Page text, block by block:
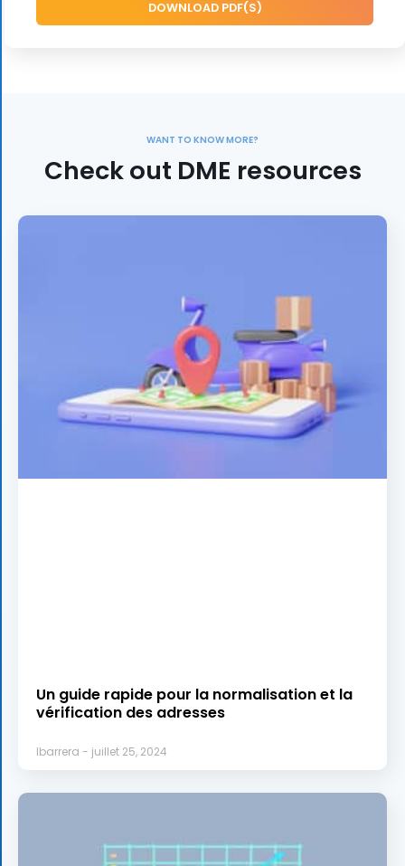
DOWNLOAD PDF(S)
WANT TO KNOW MORE?
Check out DME resources
Un guide rapide pour la normalisation et la
vérification des adresses
lbarrera juillet 25, 2024